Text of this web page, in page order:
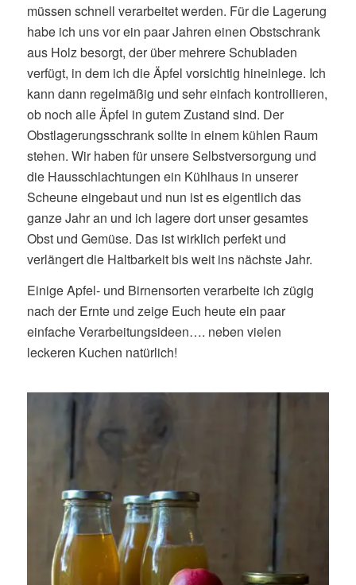
müssen schnell verarbeitet werden. Für die Lagerung
habe ich uns vor ein paar Jahren einen Obstschrank
aus Holz besorgt, der über mehrere Schubladen
verfügt, in dem ich die Äpfel vorsichtig hineinlege. Ich
kann dann regelmäßig und sehr einfach kontrollieren,
ob noch alle Äpfel in gutem Zustand sind. Der
Obstlagerungsschrank sollte in einem kühlen Raum
stehen. Wir haben für unsere Selbstversorgung und
die Hausschlachtungen ein Kühlhaus in unserer
Scheune eingebaut und nun ist es eigentlich das
ganze Jahr an und ich lagere dort unser gesamtes
Obst und Gemüse. Das ist wirklich perfekt und
verlängert die Haltbarkeit bis weit ins nächste Jahr.
Einige Apfel- und Birnensorten verarbeite ich zügig
nach der Ernte und zeige Euch heute ein paar
einfache Verarbeitungsideen…. neben vielen
leckeren Kuchen natürlich!